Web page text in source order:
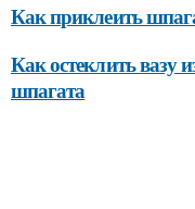
Как приклеить
Как остеклить вазу
шпагата